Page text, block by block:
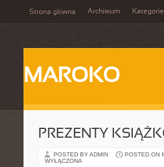
Strona główna Archiwum Kategorie
MAROKO
PREZENTY
POSTED BY ADMIN POSTED ON
WYŁĄCZONA